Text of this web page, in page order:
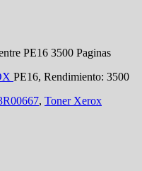
PE16 3500 Paginas
PE16, Rendimiento: 3500
, Toner Xerox